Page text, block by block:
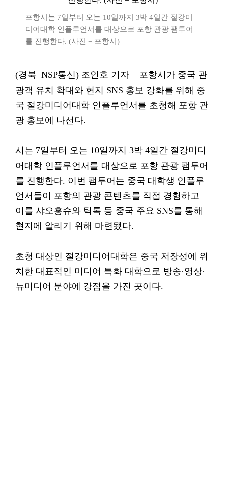
포항시는 7일부터 오는 10일까지 3박 4일간 절강미
디어대학 인플루언서를 대상으로 포항 관광 팸투어
를 진행한다. (사진 = 포항시)
(경북=NSP통신) 조인호 기자 = 포항시가 중국 관
광객 유치 확대와 현지 SNS 홍보 강화를 위해 중
국 절강미디어대학 인플루언서를 초청해 포항 관
광 홍보에 나선다.
시는 7일부터 오는 10일까지 3박 4일간 절강미디
어대학 인플루언서를 대상으로 포항 관광 팸투어
를 진행한다. 이번 팸투어는 중국 대학생 인플루
언서들이 포항의 관광 콘텐츠를 직접 경험하고
이를 샤오홍슈와 틱톡 등 중국 주요 SNS를 통해
현지에 알리기 위해 마련됐다.
초청 대상인 절강미디어대학은 중국 저장성에 위
치한 대표적인 미디어 특화 대학으로 방송·영상·
뉴미디어 분야에 강점을 가진 곳이다.